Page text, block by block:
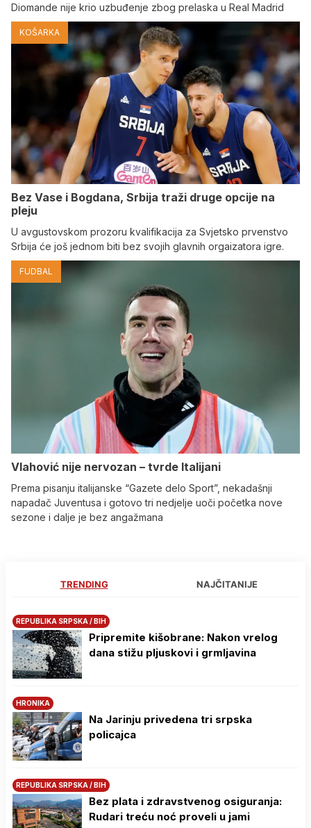
Diomande nije krio uzbuđenje zbog prelaska u Real Madrid
KOŠARKA
Bez Vase i Bogdana, Srbija traži druge opcije na
pleju
U avgustovskom prozoru kvalifikacija za Svjetsko prvenstvo
Srbija će još jednom biti bez svojih glavnih orgaizatora igre.
FUDBAL
Vlahović nije nervozan – tvrde Italijani
Prema pisanju italijanske “Gazete delo Sport”, nekadašnji
napadač Juventusa i gotovo tri nedjelje uoči početka nove
sezone i dalje je bez angažmana
TRENDING NAJČITANIJE
REPUBLIKA SRPSKA / BIH
Pripremite kišobrane: Nakon vrelog
dana stižu pljuskovi i grmljavina
HRONIKA
Na Јarinju privedena tri srpska
policajca
REPUBLIKA SRPSKA / BIH
Bez plata i zdravstvenog osiguranja:
Rudari treću noć proveli u jami